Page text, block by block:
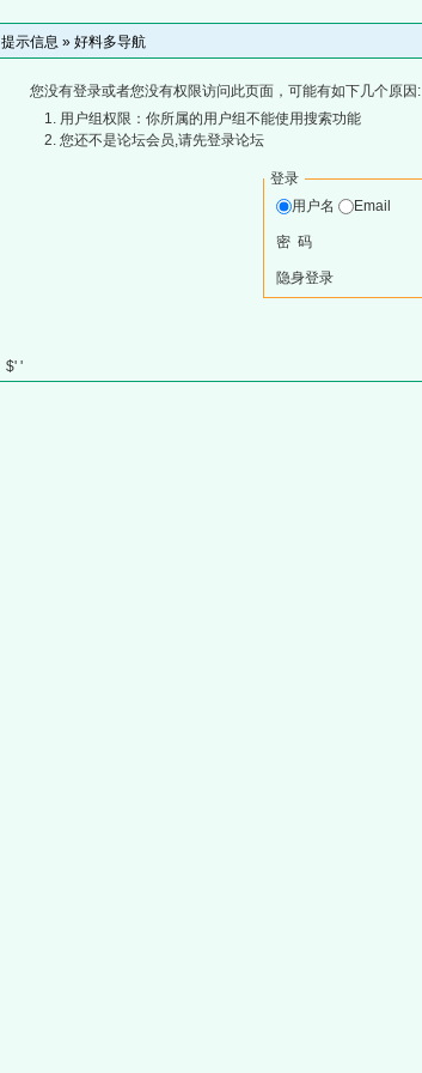
提示信息 » 好料多导航
您没有登录或者您没有权限访问此页面，可能有如下几个原因:
用户组权限：你所属的用户组不能使用搜索功能
您还不是论坛会员,请先登录论坛
登录
用户名
Email
密 码
隐身登录
$' '